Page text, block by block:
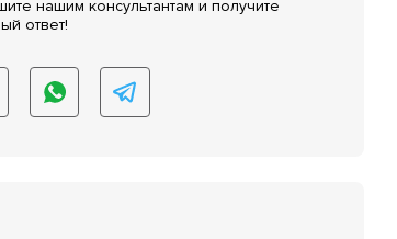
нашим консультантам и получите
ответ!